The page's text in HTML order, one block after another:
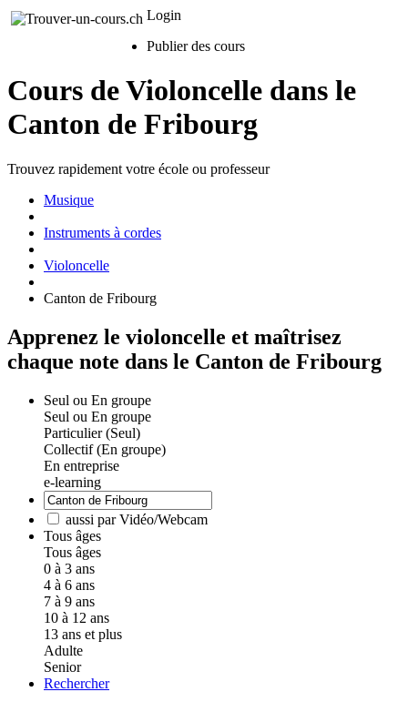
Login
Publier des cours
Cours de Violoncelle dans le
Canton de Fribourg
Trouvez rapidement votre école ou professeur
Musique
Instruments à cordes
Violoncelle
Canton de Fribourg
Apprenez le violoncelle et maîtrisez
chaque note dans le Canton de Fribourg
Seul ou En groupe
Seul ou En groupe
Particulier (Seul)
Collectif (En groupe)
En entreprise
e-learning
aussi par Vidéo/Webcam
Tous âges
Tous âges
0 à 3 ans
4 à 6 ans
7 à 9 ans
10 à 12 ans
13 ans et plus
Adulte
Senior
Rechercher